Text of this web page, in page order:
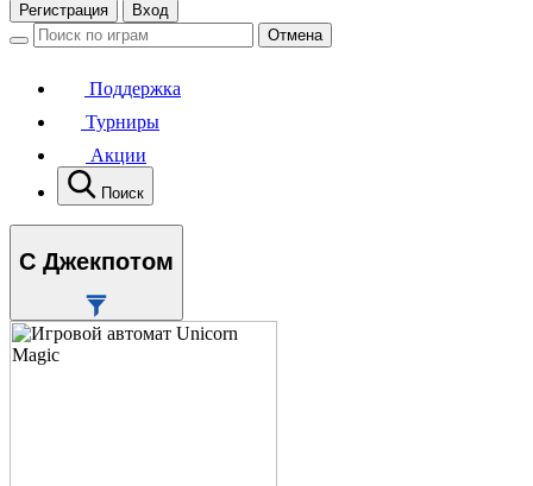
Регистрация
Вход
Отмена
Поддержка
Турниры
Акции
Поиск
С Джекпотом